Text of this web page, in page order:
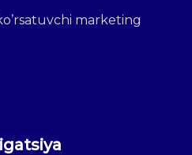
marketing